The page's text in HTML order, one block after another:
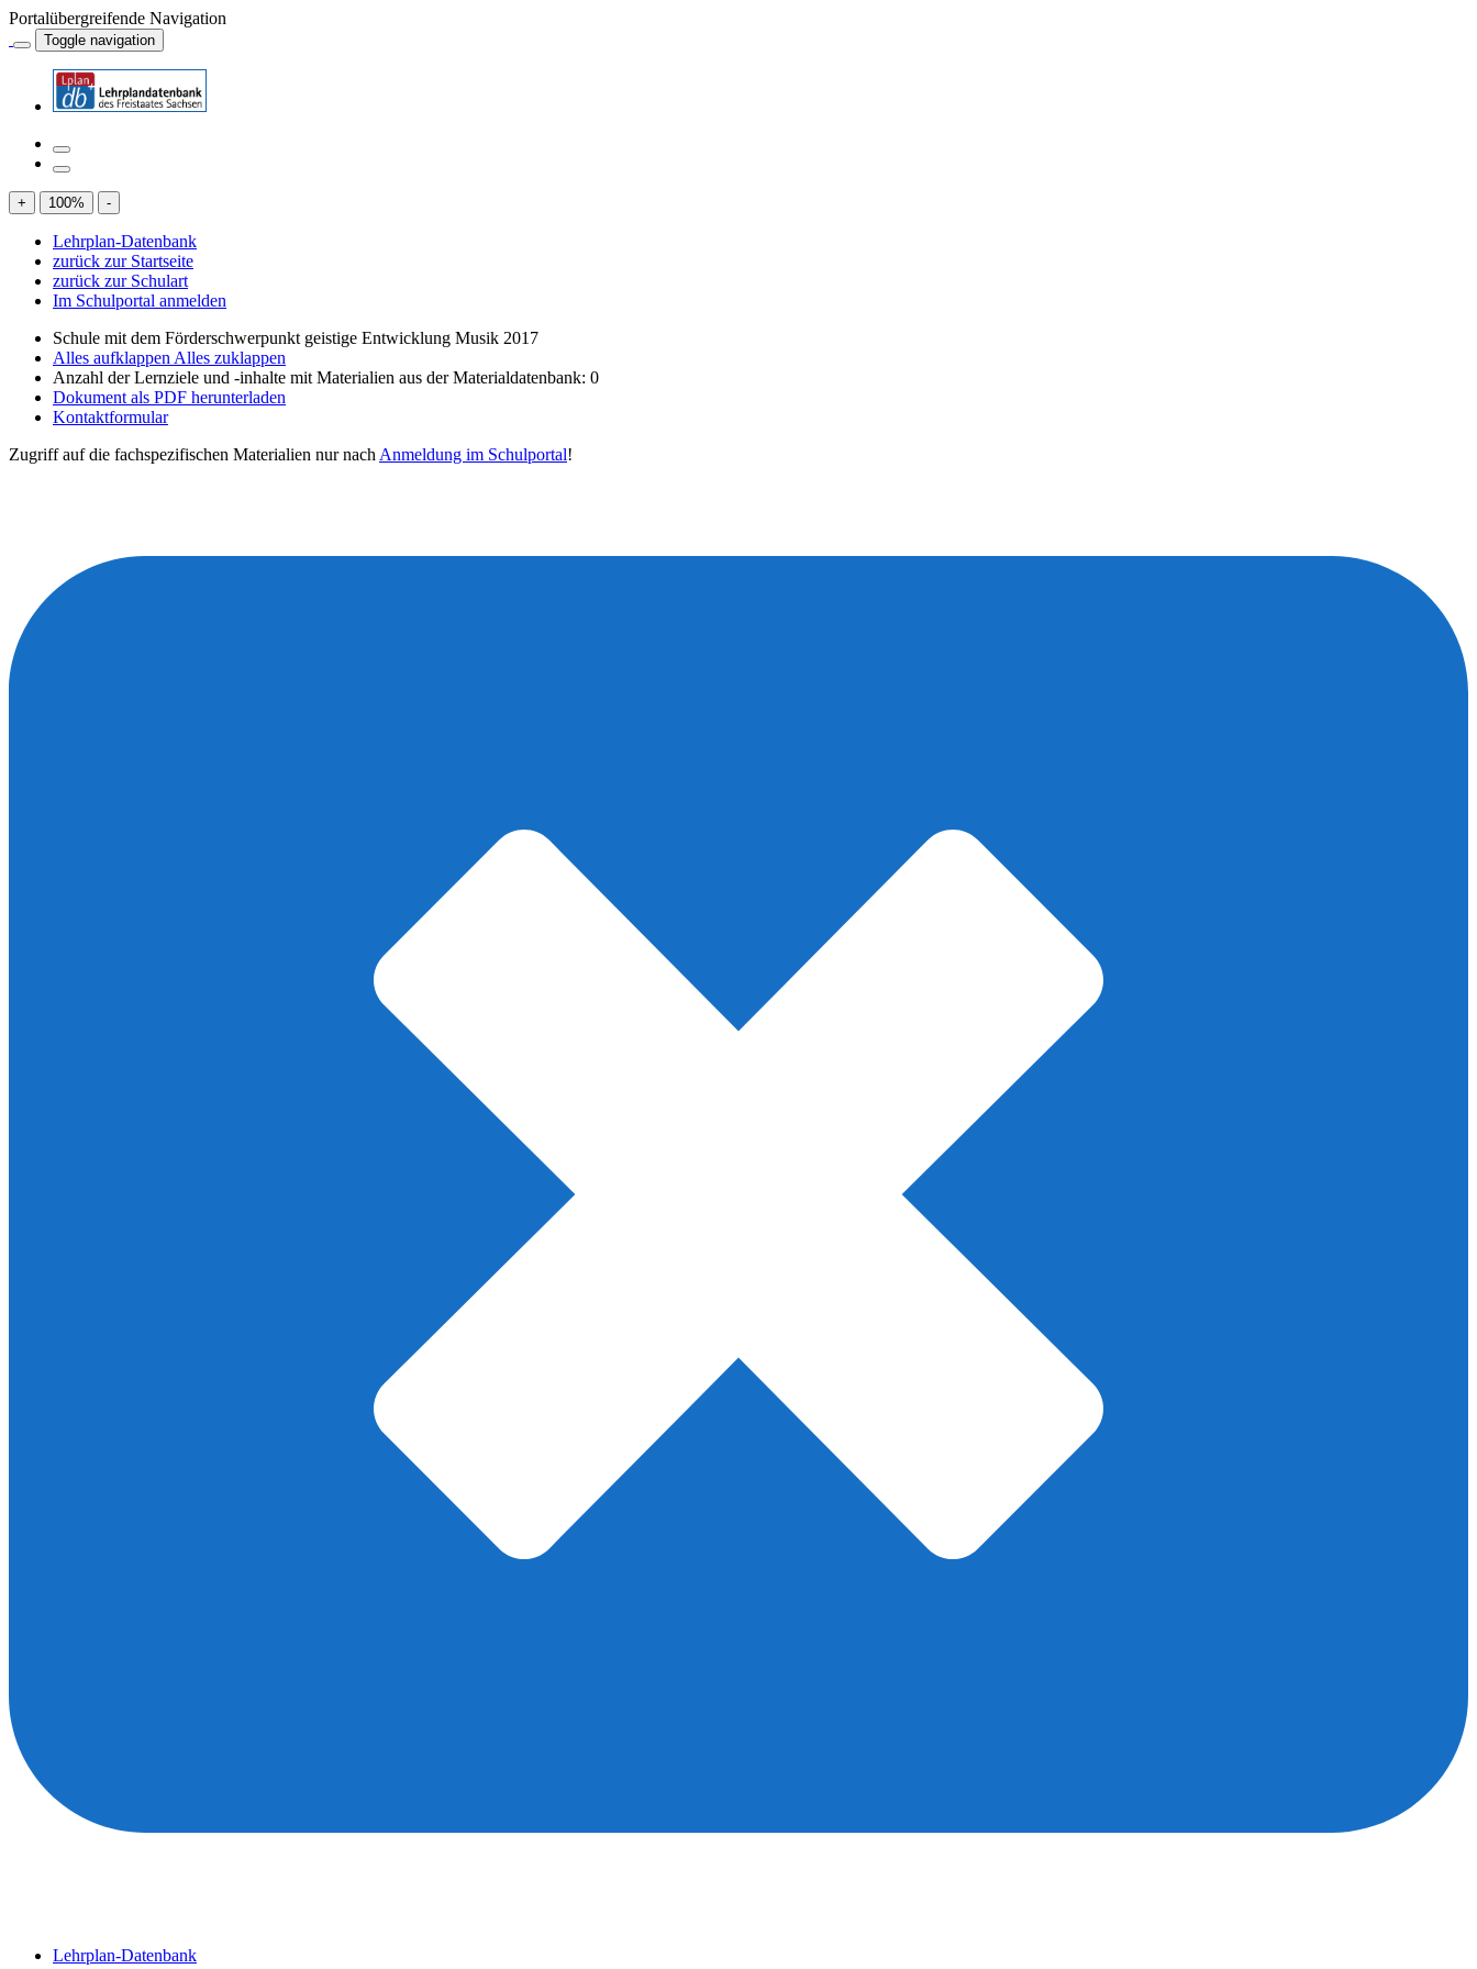
Portalübergreifende Navigation
Toggle navigation
+ 100% -
Lehrplan-Datenbank
zurück zur Startseite
zurück zur Schulart
Im Schulportal anmelden
Schule mit dem Förderschwerpunkt geistige Entwicklung Musik 2017
Alles aufklappen Alles zuklappen
Anzahl der Lernziele und -inhalte mit Materialien aus der Materialdatenbank: 0
Dokument als PDF herunterladen
Kontaktformular
Zugriff auf die fachspezifischen Materialien nur nach Anmeldung im Schulportal!
Lehrplan-Datenbank